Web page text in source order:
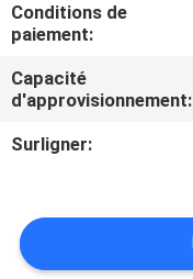
CONTRÔLE
DE
QUALITÉ
NOUS
Conditions de
paiement:
Capacité
d'approvisionnement:
Surligner: